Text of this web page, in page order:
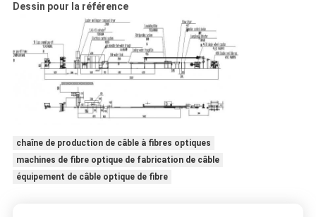
Dessin pour la référence
chaîne de production de câble à fibres optiques
machines de fibre optique de fabrication de câble
équipement de câble optique de fibre